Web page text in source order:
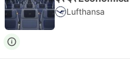
Lufthansa